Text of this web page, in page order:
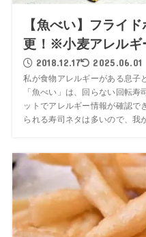
【魚べい】フライ
更！※小麦アレルギ
2018.12.17 2025.06.01
私が食物アレルギーがある息子
「魚べい」は、回らない回転
ットでアレルギー情報が確認で
られる寿司ネタは多いので、我